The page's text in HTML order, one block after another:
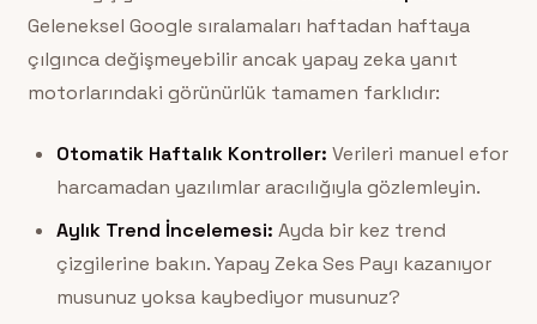
Geleneksel Google sıralamaları haftadan haftaya
çılgınca değişmeyebilir ancak yapay zeka yanıt
motorlarındaki görünürlük tamamen farklıdır:
Otomatik Haftalık Kontroller: Verileri manuel efor
harcamadan yazılımlar aracılığıyla gözlemleyin.
Aylık Trend İncelemesi: Ayda bir kez trend
çizgilerine bakın. Yapay Zeka Ses Payı kazanıyor
musunuz yoksa kaybediyor musunuz?